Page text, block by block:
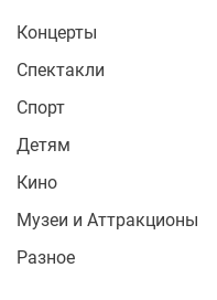
Концерты
Спектакли
Спорт
Детям
Кино
Музеи и Аттракционы
Разное